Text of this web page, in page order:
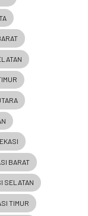
BARAT
SELATAN
TIMUR